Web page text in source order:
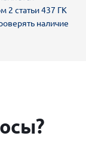
2 статьи 437 ГК
наличие